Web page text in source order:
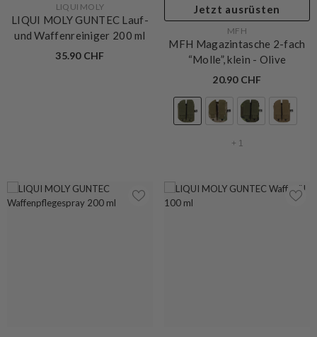
VERKÄUFERIN:LIQUI MOLY
LIQUI MOLY GUNTEC Lauf-
und Waffenreiniger 200 ml
35.90 CHF
Jetzt ausrüsten
MFH
MFH Magazintasche 2-fach
“Molle”, klein - Olive
20.90 CHF
+ 1